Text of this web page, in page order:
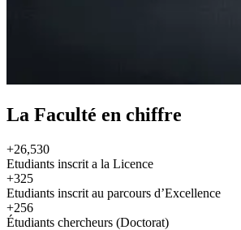
La Faculté en chiffre
+26,530
Etudiants inscrit a la Licence
+325
Etudiants inscrit au parcours d’Excellence
+256
Étudiants chercheurs (Doctorat)